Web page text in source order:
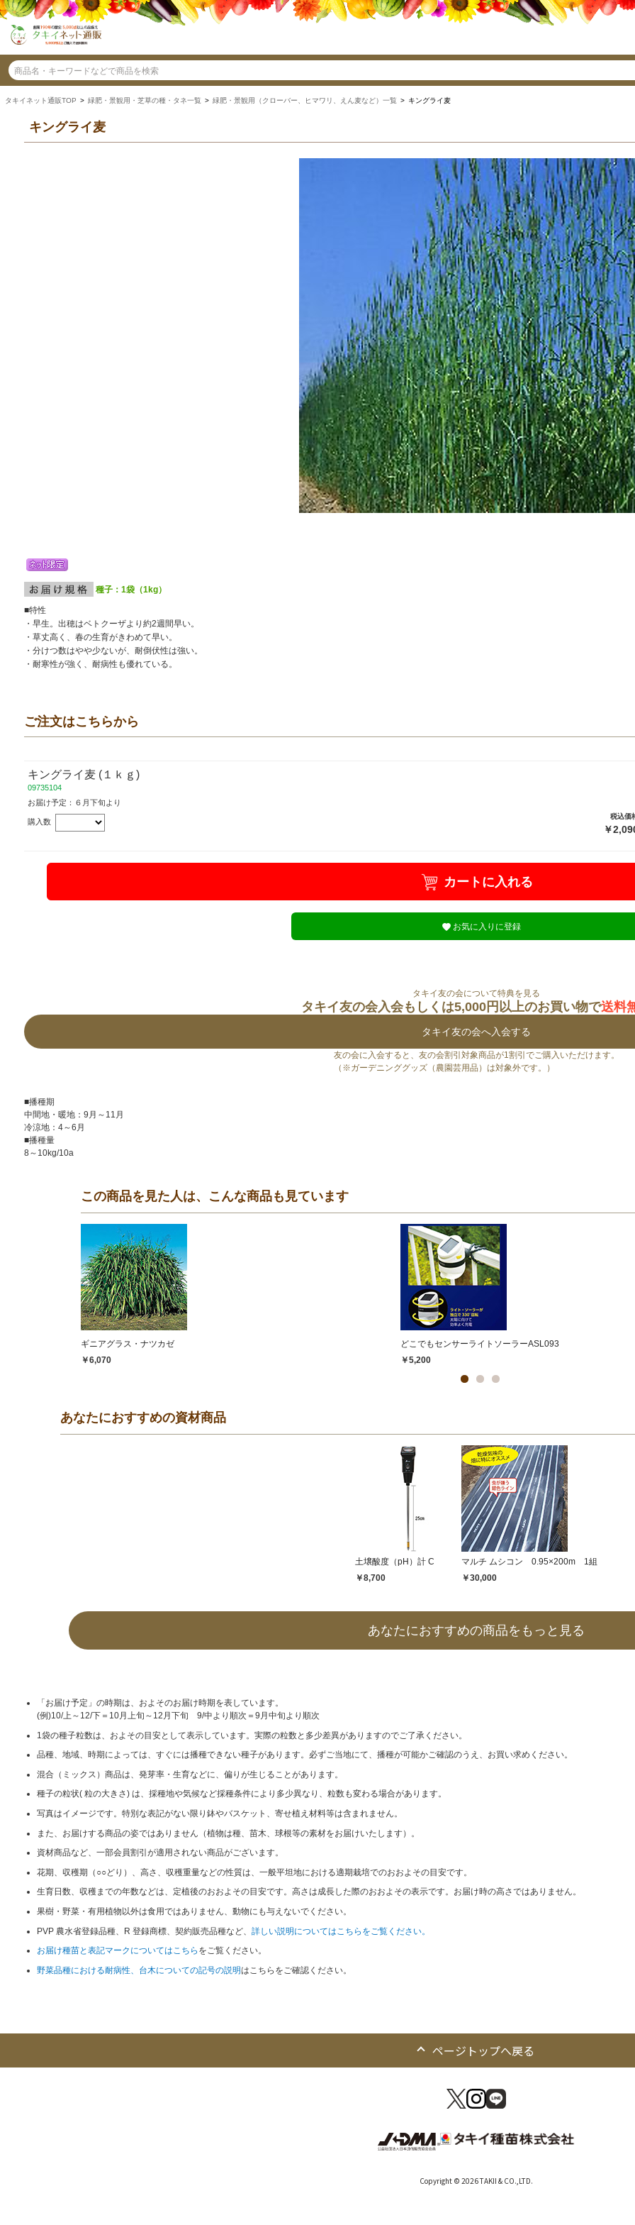
タキイネット通販TOP > 緑肥・景観用・芝草の種・タネ一覧 > 緑肥・景観用（クローバー、ヒマワリ、えん麦など）一覧 > キングライ麦
キングライ麦
種子：1袋（1kg）
■特性
・早生。出穂はベトクーザより約2週間早い。
・草丈高く、春の生育がきわめて早い。
・分けつ数はやや少ないが、耐倒伏性は強い。
・耐寒性が強く、耐病性も優れている。
ご注文はこちらから
キングライ麦 (１ｋｇ)
09735104
お届け予定：６月下旬より
購入数
税込価
￥
カートに入れる
お気に入りに登録
タキイ友の会について特典を見る
タキイ友の会入会もしくは5,000円以上のお買い物で送料
タキイ友の会へ入会する
友の会に入会すると、友の会割引対象商品が1割引でご購入いただけます。
（※ガーデニンググッズ（農園芸用品）は対象外です。）
■播種期
中間地・暖地：9月～11月
冷涼地：4～6月
■播種量
8～10kg/10a
この商品を見た人は、こんな商品も見ています
ギニアグラス・ナツカゼ
￥6,070
どこでもセンサーライトソーラーASL093
￥5,200
あなたにおすすめの資材商品
土壌酸度（pH）計 C
￥8,700
マルチ ムシコン 0.95×200m 1組
￥30,000
あなたにおすすめの商品をもっと見る
「お届け予定」の時期は、およそのお届け時期を表しています。
(例)10/上～12/下＝10月上旬～12月下旬 9/中より順次＝9月中旬より順次
1袋の種子粒数は、およその目安として表示しています。実際の粒数と多少差異がありますのでご了承ください。
品種、地域、時期によっては、すぐには播種できない種子があります。必ずご当地にて、播種が可能かご確認のうえ、お買い求めください。
混合（ミックス）商品は、発芽率・生育などに、偏りが生じることがあります。
種子の粒状( 粒の大きさ) は、採種地や気候など採種条件により多少異なり、粒数も変わる場合があります。
写真はイメージです。特別な表記がない限り鉢やバスケット、寄せ植え材料等は含まれません。
また、お届けする商品の姿ではありません（植物は種、苗木、球根等の素材をお届けいたします）。
資材商品など、一部会員割引が適用されない商品がございます。
花期、収穫期（○○どり）、高さ、収穫重量などの性質は、一般平坦地における適期栽培でのおおよその目安です。
生育日数、収穫までの年数などは、定植後のおおよその目安です。高さは成長した際のおおよその表示です。お届け時の高さではありません。
果樹・野菜・有用植物以外は食用ではありません、動物にも与えないでください。
PVP 農水省登録品種、R 登録商標、契約販売品種など、 詳しい説明についてはこちらをご覧ください。
お届け種苗と表記マークについてはこちら をご覧ください。
野菜品種における耐病性、台木についての記号の説明はこちらをご確認ください。
ページトップへ戻る
Copyright © 2026 TAKII & CO.,LTD.